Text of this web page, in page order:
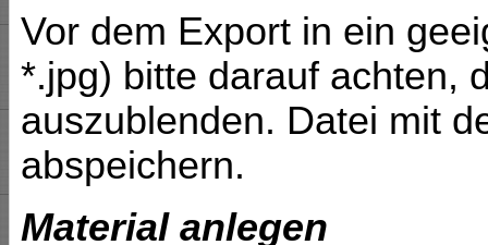
Vor dem Export in ein
*.jpg) bitte darauf achten,
auszublenden. Datei mit
abspeichern.
Material anlegen